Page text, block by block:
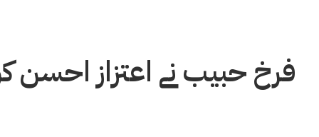
فرخ حبیب نے اعتزاز احسن